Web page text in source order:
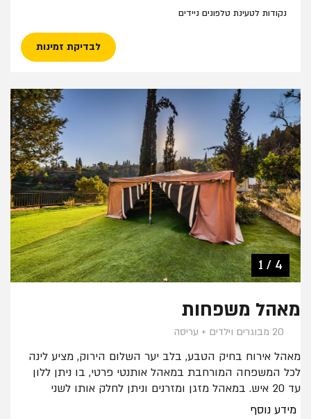
נקודות לטעינת טלפונים ניידים
לבדיקת זמינות
1 / 4
2 / 4
3 / 4
4 / 4
מאהל משפחות
20 מבוגרים וילדים + עריסה
מאהל אירוח בחיק הטבע, בלב יער השלום הירוק, מציע לינה
לכל המשפחה המורחבת במאהל אותנטי פרטי, בו ניתן ללון
עד 20 איש. במאהל מזגן ומזרנים וניתן לחלק אותו לשני
חללים באמצעות מחיצה.
מידע נוסף